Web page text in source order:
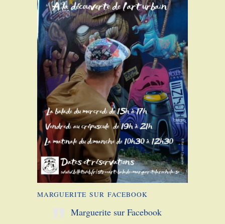
MARGUERITE SUR FACEBOOK
Marguerite sur Facebook